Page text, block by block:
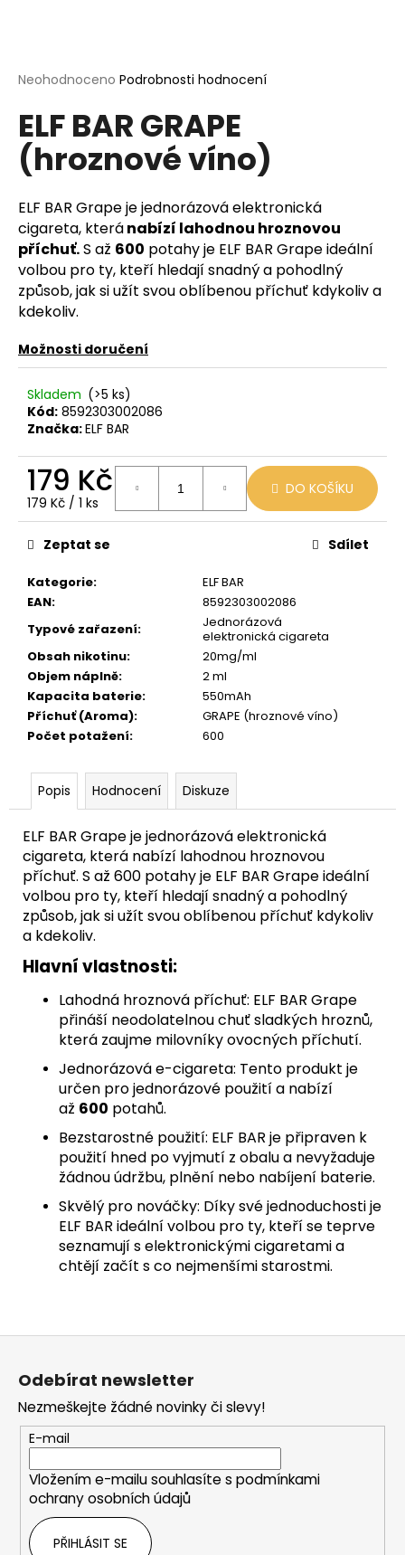
Průměrné
produktu
je
0,0
z
hvězdiček.
Neohodnoceno Podrobnosti hodnocení
ELF BAR GRAPE
(hroznové víno)
ELF BAR Grape je jednorázová elektronická
cigareta, kteránabízí lahodnou hroznovou
příchuť.S až 600 potahy je ELF BAR Grape ideální
volbou pro ty, kteří hledají snadný a pohodlný
způsob, jak si užít svou oblíbenou příchuť kdykoliv a
kdekoliv.
Možnosti doručení
Skladem (>5 ks)
Kód: 8592303002086
Značka:ELF BAR
179 Kč
Měrná
cena:
179 Kč / 1 ks
DO KOŠÍKU
Kategorie:
ELF BAR
EAN:
8592303002086
Typové zařazení:
Jednorázová
elektronická cigareta
Obsah nikotinu:
20mg/ml
Objem náplně:
2 ml
Kapacita baterie:
550mAh
Příchuť (Aroma):
GRAPE (hroznové víno)
Počet potažení: 600
Zeptat se Sdílet
Popis Hodnocení Diskuze
ELF BAR Grape je jednorázová elektronická
cigareta, která nabízí lahodnou hroznovou
příchuť. S až 600 potahy je ELF BAR Grape ideální
volbou pro ty, kteří hledají snadný a pohodlný
způsob, jak si užít svou oblíbenou příchuť kdykoliv
a kdekoliv.
Hlavní vlastnosti:
Lahodná hroznová příchuť: ELF BAR Grape
přináší neodolatelnou chuť sladkých hroznů,
která zaujme milovníky ovocných příchutí.
Jednorázová e-cigareta: Tento produkt je
určen pro jednorázové použití a nabízí
až 600 potahů.
Bezstarostné použití: ELF BAR je připraven k
použití hned po vyjmutí z obalu a nevyžaduje
žádnou údržbu, plnění nebo nabíjení baterie.
Skvělý pro nováčky: Díky své jednoduchosti je
ELF BAR ideální volbou pro ty, kteří se teprve
seznamují s elektronickými cigaretami a
chtějí začít s co nejmenšími starostmi.
í
t
?
HLEDAT
D
o
o
r
u
č
u
e
m
e
POD
STRAWBERRY
ICE
59
Původně:
99
Kč
Z
Odebírat newsletter
Nezmeškejte žádné novinky či slevy!
E-mail
Vložením e-mailu souhlasíte s podmínkami
ochrany osobních údajů
PŘIHLÁSIT SE